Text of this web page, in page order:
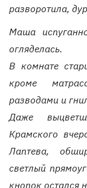
разворотила,
Маша
огляделась.
В комнате
кроме
разводами и
Даже
Крамского
Лаптева,
светлый
кнопок остался